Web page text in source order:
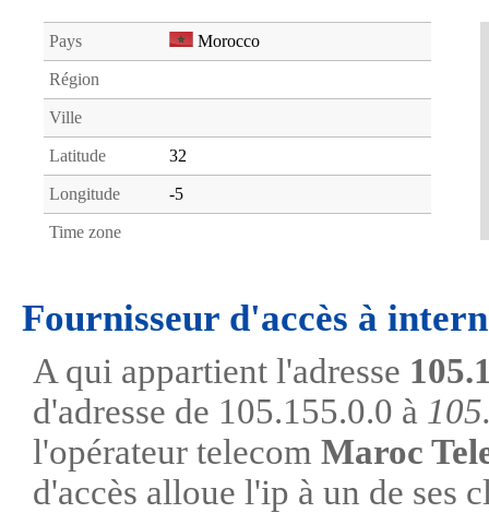
Pays Morocco
Région
Ville
Latitude 32
Longitude -5
Time zone
Fournisseur d'accès à
A qui appartient l'adresse
d'adresse de 105.155.0.0 à
l'opérateur telecom Maroc
d'accès alloue l'ip à un de ses